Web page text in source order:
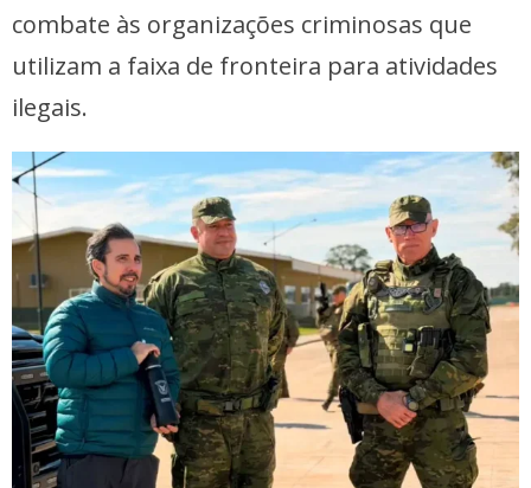
combate às organizações criminosas que
utilizam a faixa de fronteira para atividades
ilegais.